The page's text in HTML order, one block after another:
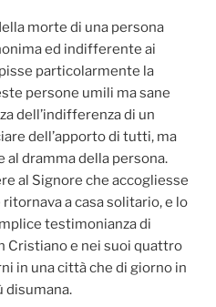
morte di una persona
ed indifferente ai
particolarmente la
persone umili ma sane
dell’indifferenza di un
dell’apporto di tutti, ma
dramma della persona.
al Signore che accogliesse
a casa solitario, e lo
testimonianza di
Cristiano e nei suoi quattro
in una città che di giorno in
disumana.